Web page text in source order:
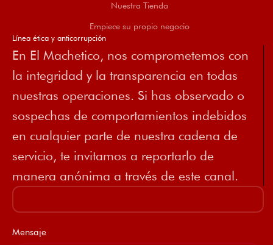
Nuestra Tienda
Empiece su propio negocio
Línea ética y anticorrupción
En El Machetico, nos comprometemos con
la integridad y la transparencia en todas
nuestras operaciones. Si has observado o
sospechas de comportamientos indebidos
en cualquier parte de nuestra cadena de
servicio, te invitamos a reportarlo de
manera anónima a través de este canal.
Mensaje